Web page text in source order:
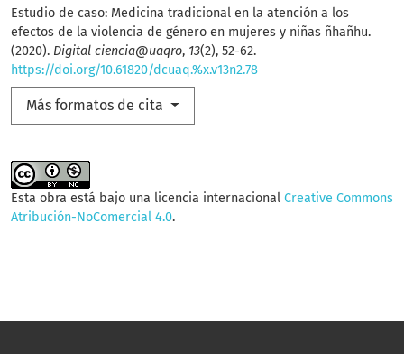
Estudio de caso: Medicina tradicional en la atención a los
efectos de la violencia de género en mujeres y niñas ñhañhu.
(2020). Digital ciencia@uaqro, 13(2), 52-62.
https://doi.org/10.61820/dcuaq.%x.v13n2.78
Más formatos de cita
Esta obra está bajo una licencia internacional Creative Commons
Atribución-NoComercial 4.0.